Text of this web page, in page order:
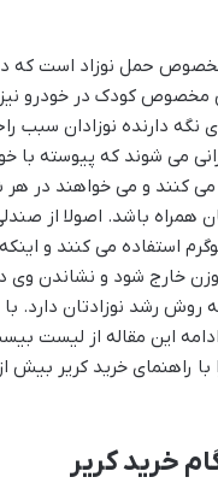
حمل نوزاد است که
مخصوص کودک در خودرو
دارنده نوزادان سبب
می شوند که پیوسته با
می کنند و می خواهند در هر
همراه باشد. اصولا از
تا وزن 13 کیلوگرم استفاده می کنند
خارج شود و نشاندن وی
رشد نوزادتان دارد. با
این مقاله از لیست
با راهنمای خرید کریر بیش
خرید کریر